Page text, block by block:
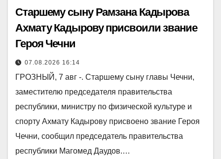
Старшему сыну Рамзана Кадырова
Ахмату Кадырову присвоили звание
Героя Чечни
07.08.2026 16:14
ГРОЗНЫЙ, 7 авг -. Старшему сыну главы Чечни,
заместителю председателя правительства
республики, министру по физической культуре и
спорту Ахмату Кадырову присвоено звание Героя
Чечни, сообщил председатель правительства
республики Магомед Даудов.…